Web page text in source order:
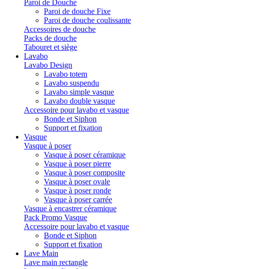
Paroi de Douche
Paroi de douche Fixe
Paroi de douche coulissante
Accessoires de douche
Packs de douche
Tabouret et siège
Lavabo
Lavabo Design
Lavabo totem
Lavabo suspendu
Lavabo simple vasque
Lavabo double vasque
Accessoire pour lavabo et vasque
Bonde et Siphon
Support et fixation
Vasque
Vasque à poser
Vasque à poser céramique
Vasque à poser pierre
Vasque à poser composite
Vasque à poser ovale
Vasque à poser ronde
Vasque à poser carrée
Vasque à encastrer céramique
Pack Promo Vasque
Accessoire pour lavabo et vasque
Bonde et Siphon
Support et fixation
Lave Main
Lave main rectangle